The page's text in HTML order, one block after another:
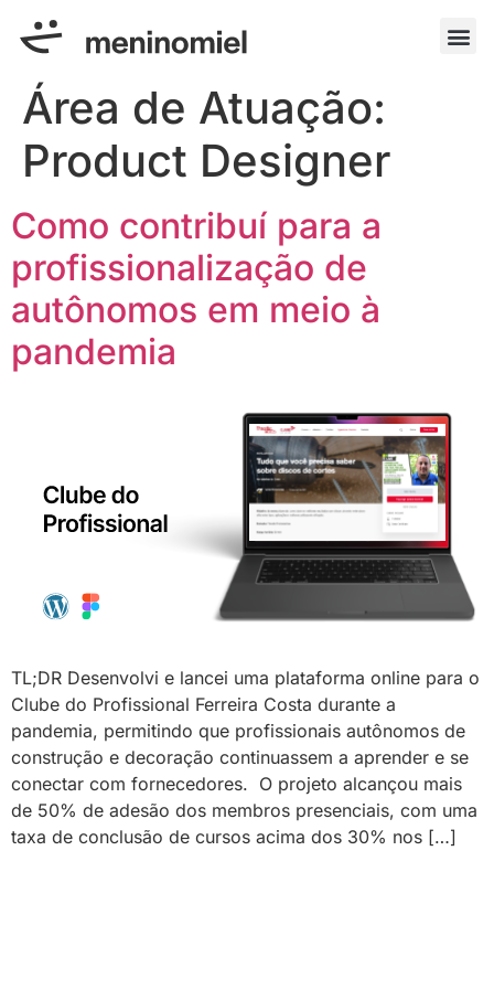
Área de Atuação:
Product Designer
Como contribuí para a
profissionalização de
autônomos em meio à
pandemia
TL;DR Desenvolvi e lancei uma plataforma online para o
Clube do Profissional Ferreira Costa durante a
pandemia, permitindo que profissionais autônomos de
construção e decoração continuassem a aprender e se
conectar com fornecedores. O projeto alcançou mais
de 50% de adesão dos membros presenciais, com uma
taxa de conclusão de cursos acima dos 30% nos […]